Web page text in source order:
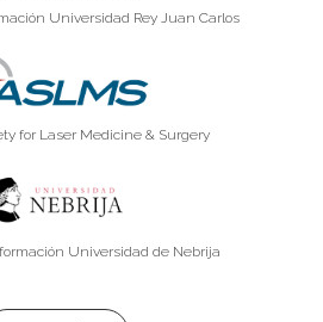
Universidad Rey Juan Carlos
for Laser Medicine & Surgery
Universidad de Nebrija